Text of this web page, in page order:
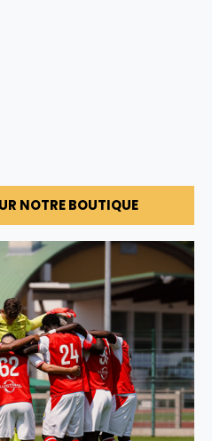
NOTRE BOUTIQUE